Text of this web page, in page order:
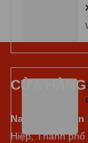
CỬA
Nam Tiến Quận
Hiệp, Thành phố